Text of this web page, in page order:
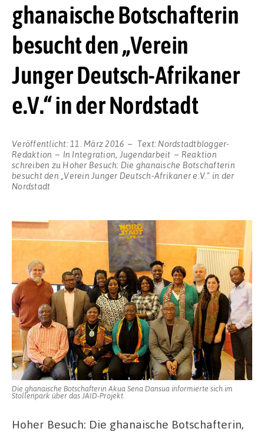
ghanaische Botschafterin
besucht den „Verein
Junger Deutsch-Afrikaner
e.V.“ in der Nordstadt
Veröffentlicht: 11. März 2016 Text: Nordstadtblogger-
Redaktion
In Integration, Jugendarbeit
Reaktion
schreiben zu Hoher Besuch: Die ghanaische Botschafterin
besucht den „Verein Junger Deutsch-Afrikaner e.V.“ in der
Nordstadt
Die ghanaische Botschafterin Akua Sena Dansua informierte sich im
Stollenpark über das JAID-Projekt.
Hoher Besuch: Die ghanaische Botschafterin,